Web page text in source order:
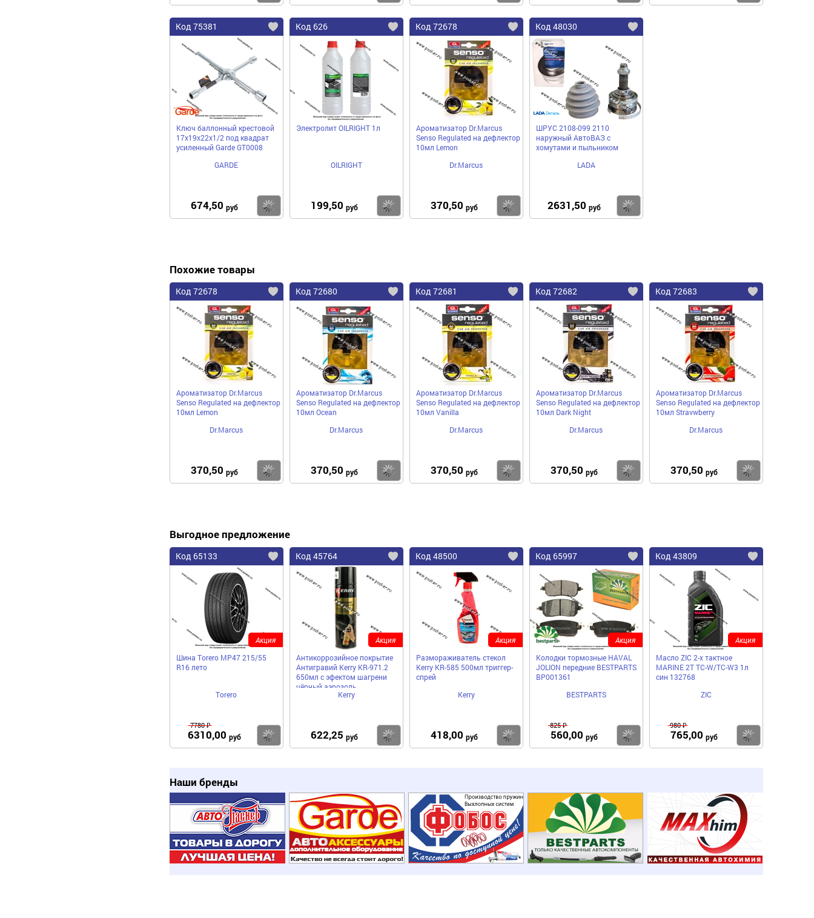
Код 75381
Ключ баллонный крестовой
17х19х22х1/2 под квадрат
усиленный Garde GT0008
GARDE
674,50 руб Купить
Код 626
Электролит OILRIGHT 1л
OILRIGHT
199,50 руб Купить
Код 72678
Ароматизатор Dr.Marcus
Senso Regulated на дефлектор
10мл Lemon
Dr.Marcus
370,50 руб Купить
Код 48030
ШРУС 2108-099 2110
наружный АвтоВАЗ с
хомутами и пыльником
LADA
2631,50 руб
Похожие товары
Код 72678
Ароматизатор Dr.Marcus
Senso Regulated на дефлектор
10мл Lemon
Dr.Marcus
370,50 руб Купить
Код 72680
Ароматизатор Dr.Marcus
Senso Regulated на дефлектор
10мл Ocean
Dr.Marcus
370,50 руб Купить
Код 72681
Ароматизатор Dr.Marcus
Senso Regulated на дефлектор
10мл Vanilla
Dr.Marcus
370,50 руб Купить
Код 72682
Ароматизатор Dr.Marcus
Senso Regulated на дефлектор
10мл Dark Night
Dr.Marcus
370,50 руб Купить
Код 72683
Ароматизатор Dr.Marcus
Senso Regulated на дефлектор
10мл Stravwberry
Dr.Marcus
370,50 руб
Выгодное предложение
Код 65133
Шина Torero MP47 215/55
R16 лето
Torero
7780 ₽
6310,00 руб Купить
Акция
Код 45764
Антикоррозийное покрытие
Антигравий Kerry KR-971.2
650мл с эфектом шагрени
чёрный аэрозоль
Kerry
622,25 руб Купить
Акция
Код 48500
Размораживатель стекол
Kerry KR-585 500мл триггер-
спрей
Kerry
418,00 руб Купить
Акция
Код 65997
Колодки тормозные HAVAL
JOLION передние BESTPARTS
BP001361
BESTPARTS
825 ₽
560,00 руб Купить
Акция
Код 43809
Масло ZIC 2-х тактное
MARINE 2Т TC-W/TC-W3 1л
син 132768
ZIC
980 ₽
765,00 руб
Акция
Наши бренды